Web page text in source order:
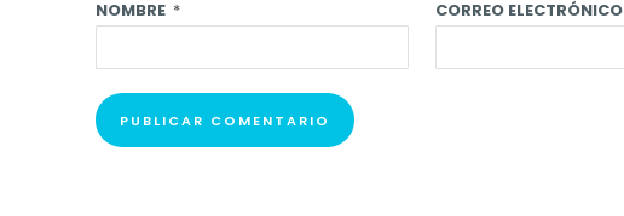
NOMBRE * CORREO ELECTRÓNICO